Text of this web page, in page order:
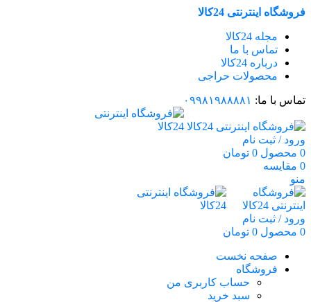
فروشگاه اینترنتی 24کالا
مجله 24کالا
تماس با ما
درباره 24کالا
محصولات حراجی
تماس با ما: ۰۹۹۸۱۹۸۸۸۸۱
ورود / ثبت نام
0 محصول 0 تومان
0 مقایسه
منو
ورود / ثبت نام
0 محصول 0 تومان
صفحه نخست
فروشگاه
حساب کاربری من
سبد خرید